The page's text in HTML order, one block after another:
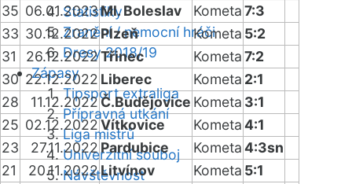
Statistiky
Zranění / nemocní hráči
Dresy 2018/19
Zápasy
Tipsport extraliga
Přípravná utkání
Liga mistrů
Univerzitní souboj
Návštěvnost
35 06.01.2023Ml. Boleslav Kometa7:3
33 30.12.2022Plzeň Kometa 5:2
31
26.12.2022Třinec Kometa7:2
30 22.12.2022 Liberec Kometa 2:1
28
11.12.2022Č.Budějovice Kometa 3:1
25 02.12.2022Vítkovice Kometa4:1
23
27.11.2022 Pardubice Kometa4:3sn
21
20.11.2022Litvínov Kometa 5:1